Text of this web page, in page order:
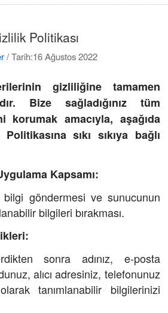
Politikası
/Tarih:16 Ağustos 2022
gizliliğine tamamen
Bize sağladığınız tüm
amacıyla, aşağıda
sıkı sıkıya bağlı
Kapsamı:
bilgi göndermesi ve sunucunun
bilgileri bırakması.
sonra adınız, e-posta
alıcı adresiniz, telefonunuz
tanımlanabilir bilgilerinizi